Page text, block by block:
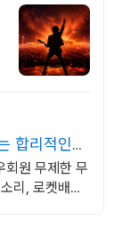
합리적인
회원 무제한 무
리, 로켓배송